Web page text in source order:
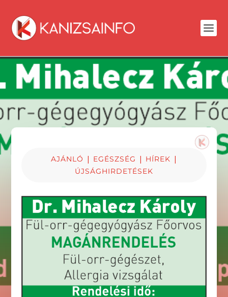
AJÁNLÓ | EGÉSZSÉG | HÍREK |
ÚJSÁGHIRDETÉSEK